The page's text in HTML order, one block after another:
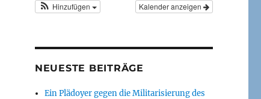
Kalender anzeigen
Hinzufügen
NEUESTE BEITRÄGE
Ein Plädoyer gegen die Militarisierung des